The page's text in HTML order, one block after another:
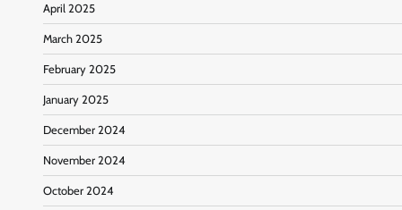
April 2025
March 2025
February 2025
January 2025
December 2024
November 2024
October 2024